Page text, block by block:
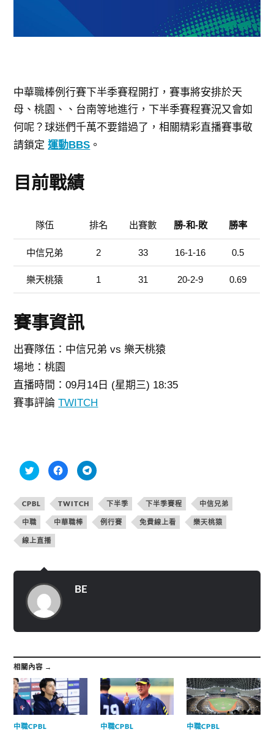
中華職棒例行賽下半季賽程開打，賽事將安排於天
母 、桃園、 、台南等地進行，下半季賽程賽況又會如
何呢？球迷們千萬不要錯過了，相關精彩直播賽事敬
請鎖定運動BBS 。
目前戰績
隊伍 排名 出賽數 勝-和-敗 勝率
中信兄弟 2 33 16-1-16 0.5
樂天桃猿 1 31 20-2-9 0.69
賽事資訊
出賽隊伍：中信兄弟 vs 樂天桃猿
場地：桃園
直播時間：09月14日 (星期三) 18:35
賽事評論TWITCH
分
享
w
i
t
t
e
r
(
在
窗
開
啟
)
按
一
分
享
至
F
a
k
啟
按
一
分
享
到
T
e
m
啟
CPBL TWITCH 下半季 下半季賽程 中信兄弟
中職 中華職棒 例行賽 免費線上看 樂天桃猿
線上直播
BE
相關內容 →
中職CPBL 中職CPBL 中職CPBL